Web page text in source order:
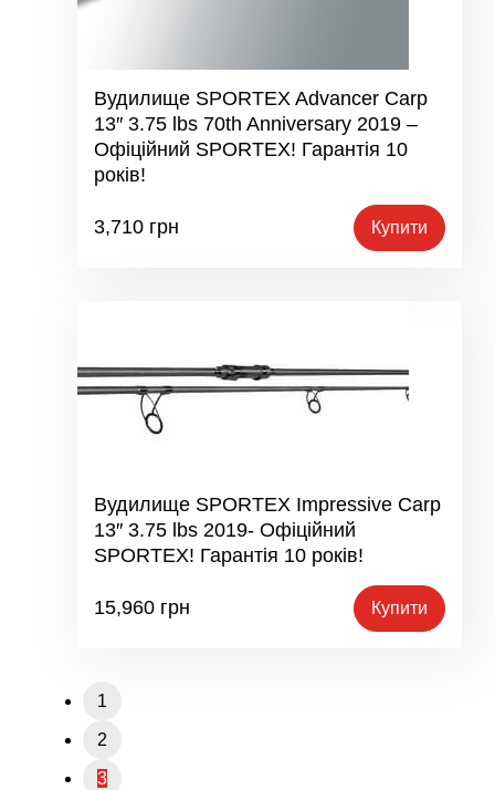
Вудилище SPORTEX Advancer Carp
13″ 3.75 lbs 70th Anniversary 2019 –
Офіційний SPORTEX! Гарантія 10
років!
3,710 грн Купити
Вудилище SPORTEX Impressive Carp
13″ 3.75 lbs 2019- Офіційний
SPORTEX! Гарантія 10 років!
15,960 грн Купити
1
2
3